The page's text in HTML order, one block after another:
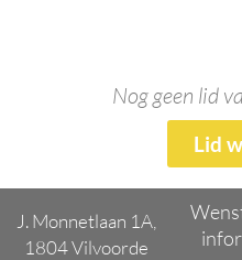
Nog geen lid
Lid
J. Monnetlaan 1A,
1804 Vilvoorde